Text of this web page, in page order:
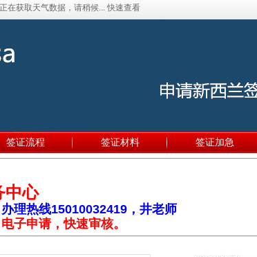
签证流程 签证材料 签证加急
中心
理热线15010032419，井老师
子申请，快速审核。